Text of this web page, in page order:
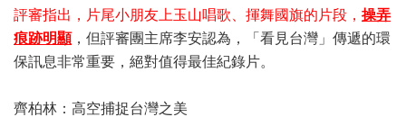
評審指出，片尾小朋友上玉山唱歌、揮舞國旗的片段， 操弄
痕跡明顯，但評審團主席李安認為，「看見台灣」傳遞的環
保訊息非常重要，絕對值得最佳紀錄片。
齊柏林：高空捕捉台灣之美